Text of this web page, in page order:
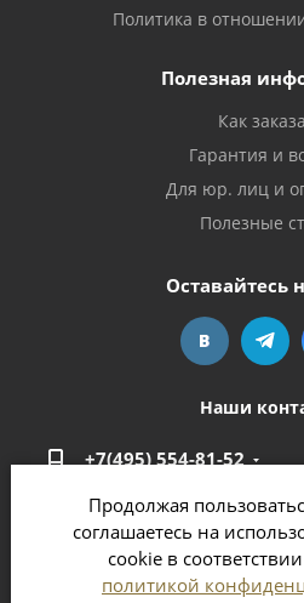
Продолжая
соглашаетесь на
cookie в
политикой
Политика в
Полезная
Как
Гарантия и
Для юр. лиц и
Полезные
Оставайтесь
Наши
+7(495) 554-81-52
г.
ул.